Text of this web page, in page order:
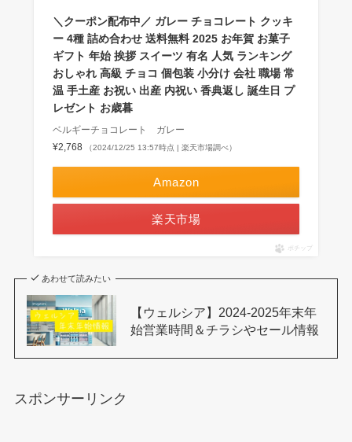
＼クーポン配布中／ ガレー チョコレート クッキ
ー 4種 詰め合わせ 送料無料 2025 お年賀 お菓子
ギフト 年始 挨拶 スイーツ 有名 人気 ランキング
おしゃれ 高級 チョコ 個包装 小分け 会社 職場 常
温 手土産 お祝い 出産 内祝い 香典返し 誕生日 プ
レゼント お歳暮
ベルギーチョコレート ガレー
¥2,768
（2024/12/25 13:57時点 | 楽天市場調べ）
Amazon
楽天市場
ポチップ
あわせて読みたい
【ウェルシア】2024-2025年末年
始営業時間＆チラシやセール情報
スポンサーリンク